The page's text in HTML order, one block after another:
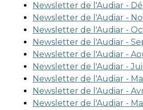
Newsletter de l'Audiar -
Newsletter de l'Audiar -
Newsletter de l'Audiar -
Newsletter de l'Audiar -
Newsletter de l'Audiar -
Newsletter de l'Audiar -
Newsletter de l'Audiar -
Newsletter de l'Audiar -
Newsletter de l'Audiar -